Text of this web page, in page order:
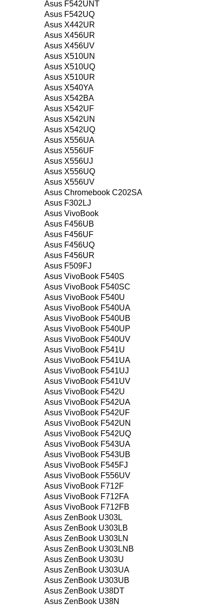
Asus F542UNT
Asus F542UQ
Asus X442UR
Asus X456UR
Asus X456UV
Asus X510UN
Asus X510UQ
Asus X510UR
Asus X540YA
Asus X542BA
Asus X542UF
Asus X542UN
Asus X542UQ
Asus X556UA
Asus X556UF
Asus X556UJ
Asus X556UQ
Asus X556UV
Asus Chromebook C202SA
Asus F302LJ
Asus VivoBook
Asus F456UB
Asus F456UF
Asus F456UQ
Asus F456UR
Asus F509FJ
Asus VivoBook F540S
Asus VivoBook F540SC
Asus VivoBook F540U
Asus VivoBook F540UA
Asus VivoBook F540UB
Asus VivoBook F540UP
Asus VivoBook F540UV
Asus VivoBook F541U
Asus VivoBook F541UA
Asus VivoBook F541UJ
Asus VivoBook F541UV
Asus VivoBook F542U
Asus VivoBook F542UA
Asus VivoBook F542UF
Asus VivoBook F542UN
Asus VivoBook F542UQ
Asus VivoBook F543UA
Asus VivoBook F543UB
Asus VivoBook F545FJ
Asus VivoBook F556UV
Asus VivoBook F712F
Asus VivoBook F712FA
Asus VivoBook F712FB
Asus ZenBook U303L
Asus ZenBook U303LB
Asus ZenBook U303LN
Asus ZenBook U303LNB
Asus ZenBook U303U
Asus ZenBook U303UA
Asus ZenBook U303UB
Asus ZenBook U38DT
Asus ZenBook U38N